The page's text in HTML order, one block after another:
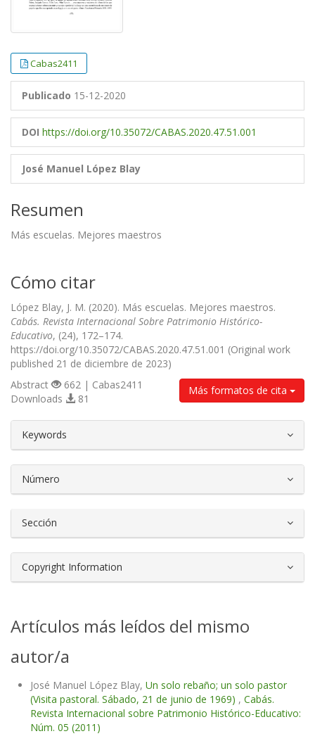
Cabas2411
Publicado 15-12-2020
DOI https://doi.org/10.35072/CABAS.2020.47.51.001
José Manuel López Blay
Resumen
Más escuelas. Mejores maestros
Cómo citar
López Blay, J. M. (2020). Más escuelas. Mejores maestros.
Cabás. Revista Internacional Sobre Patrimonio Histórico-
Educativo, (24), 172–174.
https://doi.org/10.35072/CABAS.2020.47.51.001 (Original work
published 21 de diciembre de 2023)
Más formatos de cita
Abstract
662 | Cabas2411
Downloads
81
Keywords
Número
Sección
Copyright Information
Artículos más leídos del mismo
autor/a
José Manuel López Blay, Un solo rebaño; un solo pastor
(Visita pastoral. Sábado, 21 de junio de 1969) , Cabás.
Revista Internacional sobre Patrimonio Histórico-Educativo:
Núm. 05 (2011)